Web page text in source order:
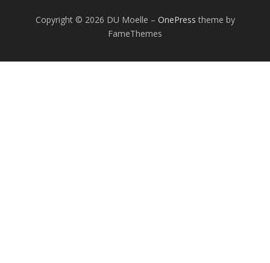
Copyright © 2026 DU Moelle – OnePress theme by
FameThemes